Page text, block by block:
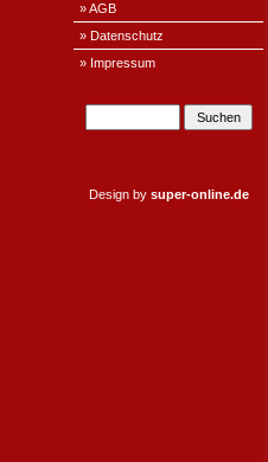
» AGB
» Datenschutz
» Impressum
Design by super-online.de